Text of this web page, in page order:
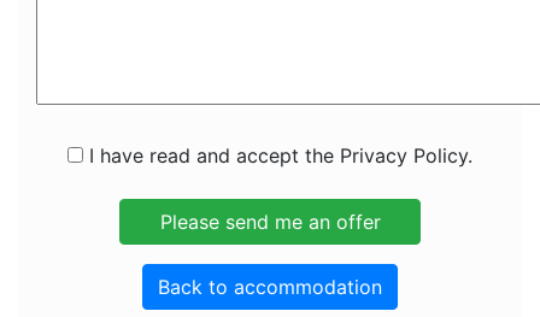
I have read and accept the Privacy Policy.
Back to accommodation